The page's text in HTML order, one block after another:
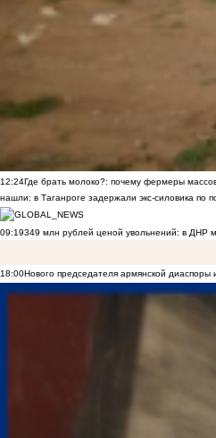
12:24Где брать молоко?: почему фермеры
нашли: в Таганроге задержали экс-силовика по
09:19349 млн рублей ценой увольнений: в ДНР
18:00Нового председателя армянской диаспоры